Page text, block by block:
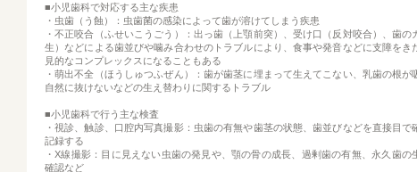
■小児歯科で対応する主な疾患
・虫歯（う蝕）：虫歯菌の感染によって歯が溶けてしまう疾患
・不正咬合（ふせいこうごう）：出っ歯（上顎前突）、受け口（反対咬合）、歯の
生）などによる歯並びや噛み合わせのトラブルにより、食事や発音などに支障をき
見的なコンプレックスになることもある
・萌出不全（ほうしゅつふぜん）：歯が歯茎に埋まって生えてこない、乳歯の根が
自然に抜けないなどの生え替わりに関するトラブル
■小児歯科で行う主な検査
・視診、触診、口腔内写真撮影：虫歯の有無や歯茎の状態、歯並びなどを直接目で
記録する
・X線撮影：目に見えない虫歯の発見や、顎の骨の成長、過剰歯の有無、永久歯の
確認など